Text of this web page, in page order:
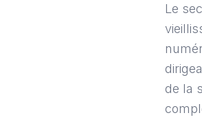
Le
de la